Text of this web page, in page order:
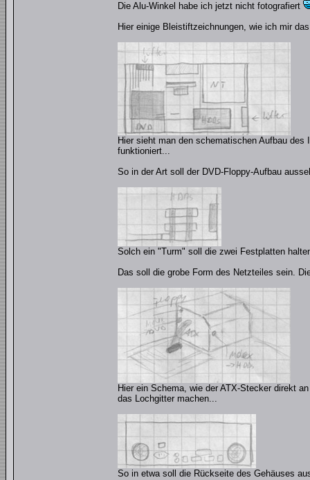
Die Alu-Winkel habe ich jetzt nicht fotografiert
Hier einige Bleistiftzeichnungen, wie ich mir
Hier sieht man den schematischen Aufbau
funktioniert...
So in der Art soll der DVD-Floppy-Aufbau
Solch ein "Turm" soll die zwei Festplatten
Das soll die grobe Form des Netzteiles sein.
Hier ein Schema, wie der ATX-Stecker direkt
das Lochgitter machen...
So in etwa soll die Rückseite des Gehäuses